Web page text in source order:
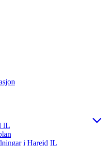
IL
i Hareid IL